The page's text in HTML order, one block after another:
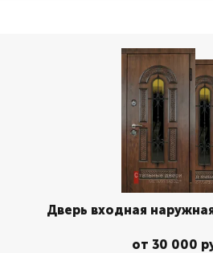
Дверь входная
от 30 000